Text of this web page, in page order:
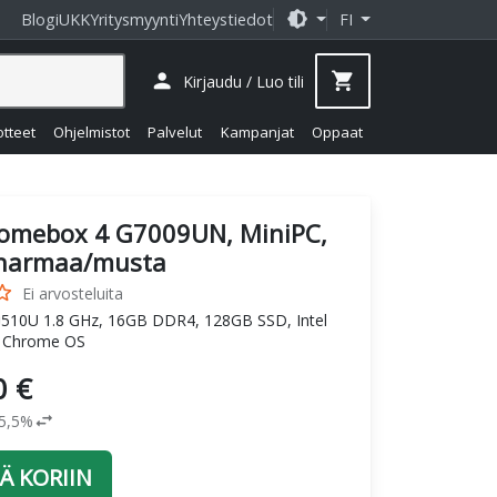
BlogiUKKYritysmyyntiYhteystiedot brightness_medium FI
Ohjelmistot Palvelut Kampanjat Oppaat
person Kirjaudu / Luo tili shopping_cart
4 G7009UN, MiniPC,
musta
Ei arvosteluita
1.8 GHz, 16GB DDR4, 128GB SSD, Intel
OS
€
swap_horiz
KORIIN